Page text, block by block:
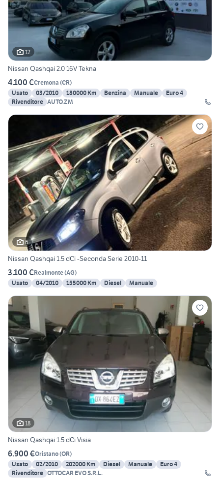
12
Nissan Qashqai 2.0 16V Tekna
4.100 €Cremona (CR)
Usato
03/2010 180000 Km Benzina Manuale
Euro 4
Rivenditore AUTO.ZM
6
Nissan Qashqai 1.5 dCi -Seconda Serie 2010-11
3.100 €Realmonte(AG)
Usato
04/2010 155000 Km Diesel Manuale
18
Nissan Qashqai 1.5 dCi Visia
6.900 €Oristano(OR)
Usato
02/2010 202000 Km Diesel Manuale
Euro 4
Rivenditore OTTOCAR EVO S.R.L.